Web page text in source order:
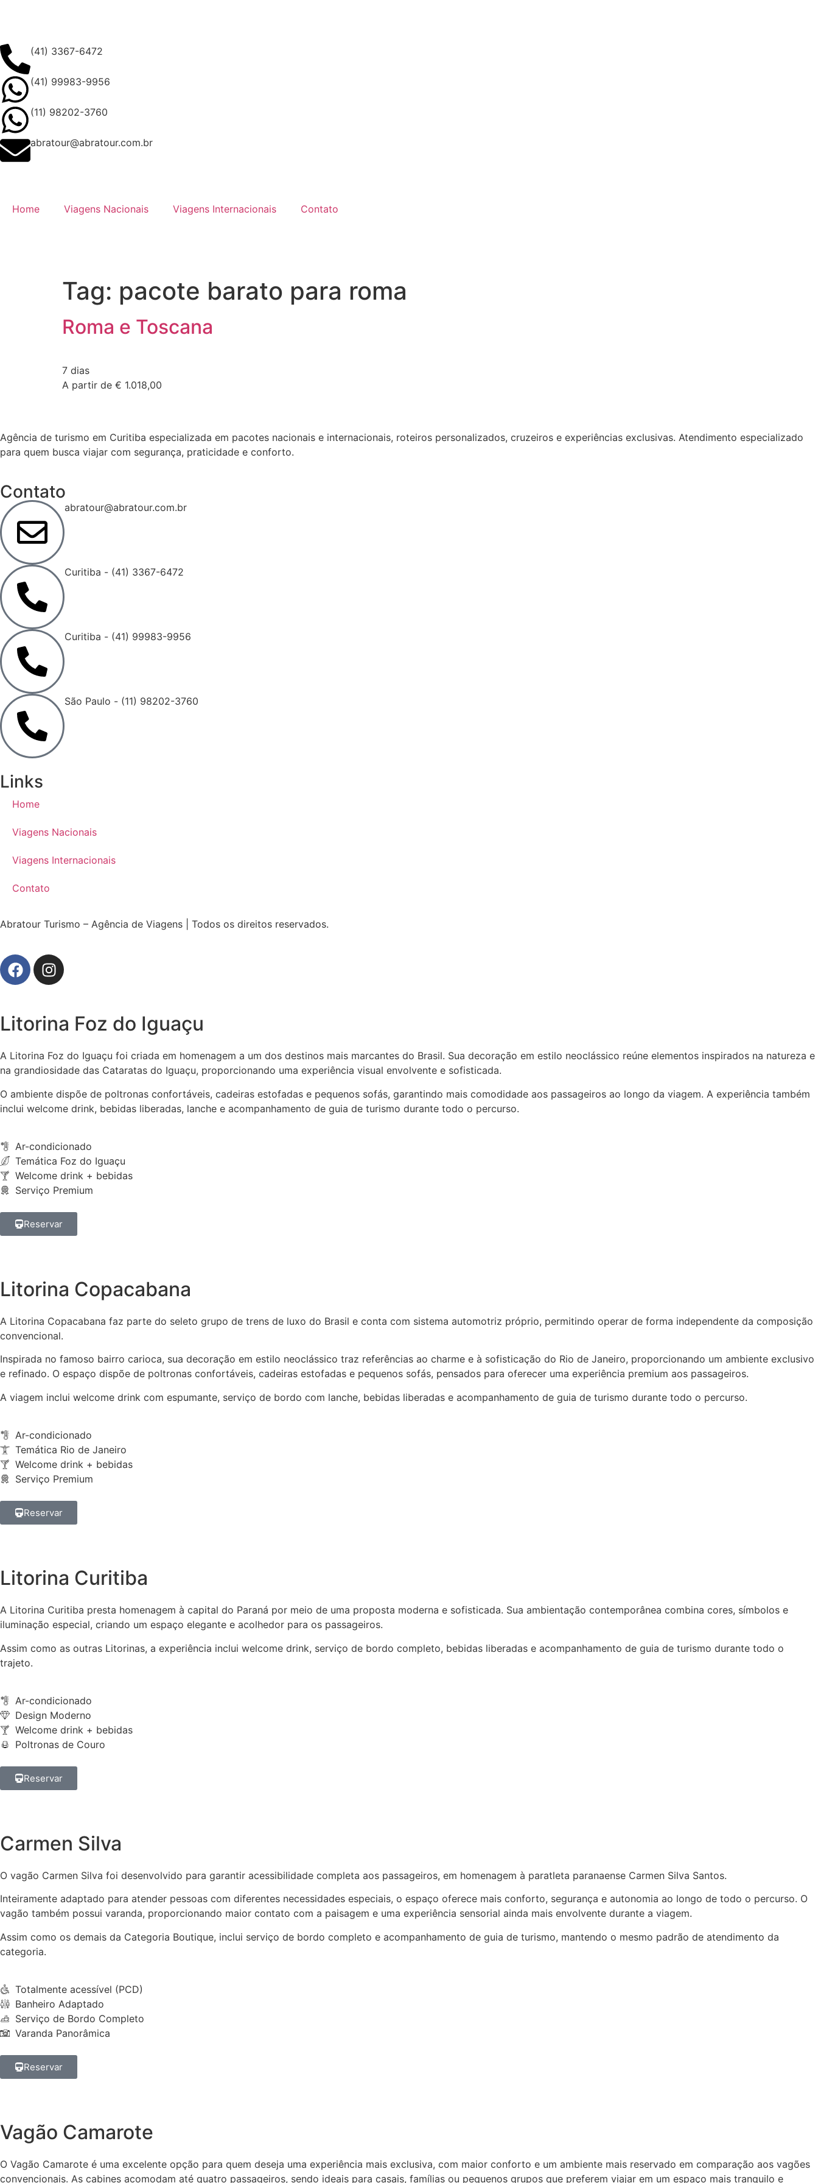
(41) 3367-6472
(41) 99983-9956
(11) 98202-3760
abratour@abratour.com.br
Home Viagens Nacionais Viagens Internacionais Contato
Tag: pacote barato para roma
Roma e Toscana
7 dias
A partir de € 1.018,00
Agência de turismo em Curitiba especializada em pacotes nacionais e internacionais, roteiros personalizados, cruzeiros e experiências exclusivas. Atendimento especializado
para quem busca viajar com segurança, praticidade e conforto.
Contato
abratour@abratour.com.br
Curitiba - (41) 3367-6472
Curitiba - (41) 99983-9956
São Paulo - (11) 98202-3760
Links
Home
Viagens Nacionais
Viagens Internacionais
Contato
Abratour Turismo – Agência de Viagens | Todos os direitos reservados.
Litorina Foz do Iguaçu
A Litorina Foz do Iguaçu foi criada em homenagem a um dos destinos mais marcantes do Brasil. Sua decoração em estilo neoclássico reúne elementos inspirados na natureza e
na grandiosidade das Cataratas do Iguaçu, proporcionando uma experiência visual envolvente e sofisticada.
O ambiente dispõe de poltronas confortáveis, cadeiras estofadas e pequenos sofás, garantindo mais comodidade aos passageiros ao longo da viagem. A experiência também
inclui welcome drink, bebidas liberadas, lanche e acompanhamento de guia de turismo durante todo o percurso.
Ar-condicionado
Temática Foz do Iguaçu
Welcome drink + bebidas
Serviço Premium
Reservar
Litorina Copacabana
A Litorina Copacabana faz parte do seleto grupo de trens de luxo do Brasil e conta com sistema automotriz próprio, permitindo operar de forma independente da composição
convencional.
Inspirada no famoso bairro carioca, sua decoração em estilo neoclássico traz referências ao charme e à sofisticação do Rio de Janeiro, proporcionando um ambiente exclusivo
e refinado. O espaço dispõe de poltronas confortáveis, cadeiras estofadas e pequenos sofás, pensados para oferecer uma experiência premium aos passageiros.
A viagem inclui welcome drink com espumante, serviço de bordo com lanche, bebidas liberadas e acompanhamento de guia de turismo durante todo o percurso.
Ar-condicionado
Temática Rio de Janeiro
Welcome drink + bebidas
Serviço Premium
Reservar
Litorina Curitiba
A Litorina Curitiba presta homenagem à capital do Paraná por meio de uma proposta moderna e sofisticada. Sua ambientação contemporânea combina cores, símbolos e
iluminação especial, criando um espaço elegante e acolhedor para os passageiros.
Assim como as outras Litorinas, a experiência inclui welcome drink, serviço de bordo completo, bebidas liberadas e acompanhamento de guia de turismo durante todo o
trajeto.
Ar-condicionado
Design Moderno
Welcome drink + bebidas
Poltronas de Couro
Reservar
Carmen Silva
O vagão Carmen Silva foi desenvolvido para garantir acessibilidade completa aos passageiros, em homenagem à paratleta paranaense Carmen Silva Santos.
Inteiramente adaptado para atender pessoas com diferentes necessidades especiais, o espaço oferece mais conforto, segurança e autonomia ao longo de todo o percurso. O
vagão também possui varanda, proporcionando maior contato com a paisagem e uma experiência sensorial ainda mais envolvente durante a viagem.
Assim como os demais da Categoria Boutique, inclui serviço de bordo completo e acompanhamento de guia de turismo, mantendo o mesmo padrão de atendimento da
categoria.
Totalmente acessível (PCD)
Banheiro Adaptado
Serviço de Bordo Completo
Varanda Panorâmica
Reservar
Vagão Camarote
O Vagão Camarote é uma excelente opção para quem deseja uma experiência mais exclusiva, com maior conforto e um ambiente mais reservado em comparação aos vagões
convencionais. As cabines acomodam até quatro passageiros, sendo ideais para casais, famílias ou pequenos grupos que preferem viajar em um espaço mais tranquilo e